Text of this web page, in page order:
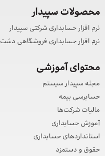
محصولات سپیدار
نرم افزار حسابداری شرکتی سپیدار
نرم افزار حسابداری فروشگاهی دشت
محتوای آموزشی
مجله سپیدار سیستم
حسابرسی بیمه
مالیات شرکت‌ها
آموزش حسابداری
استانداردهای حسابداری
حقوق و دستمزد